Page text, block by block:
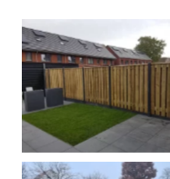
Betonpalen schutting